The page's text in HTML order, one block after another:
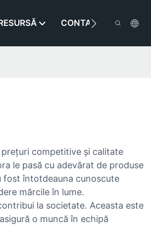
CONTACTAŢI-NE
competitive și calitate
le pasă cu adevărat de produse
fost întotdeauna cunoscute
mărcile în lume.
la societate. Aceasta este
o muncă în echipă